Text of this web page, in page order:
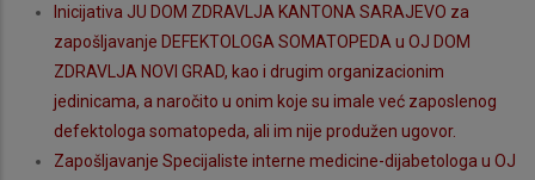
Inicijativa JU DOM ZDRAVLJA KANTONA SARAJEVO za
zapošljavanje DEFEKTOLOGA SOMATOPEDA u OJ DOM
ZDRAVLJA NOVI GRAD, kao i drugim organizacionim
jedinicama, a naročito u onim koje su imale već zaposlenog
defektologa somatopeda, ali im nije produžen ugovor.
Zapošljavanje Specijaliste interne medicine-dijabetologa u OJ